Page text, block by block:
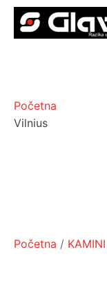
Početna
Vilnius
Početna / KAMINI